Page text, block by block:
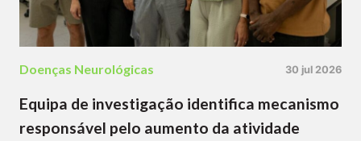
Doenças Neurológicas 30 jul 2026
Equipa de investigação identifica mecanismo
responsável pelo aumento da atividade